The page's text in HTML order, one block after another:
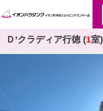
Ｄ’クラディア行徳 (1室)